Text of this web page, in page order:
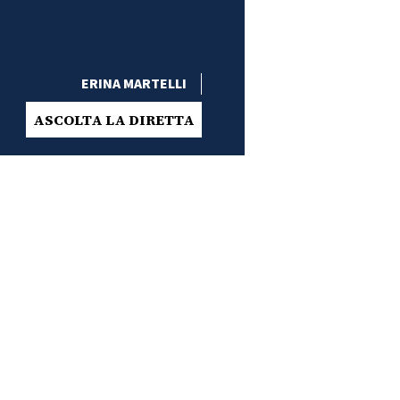
ERINA MARTELLI
ASCOLTA LA DIRETTA